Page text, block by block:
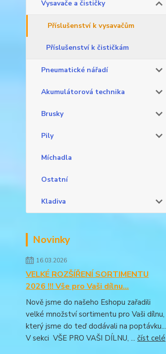
Vysavače a čističky
Příslušenství k vysavačům
Příslušenství k čističkám
Pneumatické nářadí
Akumulátorová technika
Brusky
Pily
Míchadla
Ostatní
Kladiva
Novinky
16.03.2026
VELKÉ ROZŠÍŘENÍ SORTIMENTU
2026 !!! Vše pro Vaši dílnu...
Nově jsme do našeho Eshopu zařadili
velké množství sortimentu pro Vaši dílnu,
který jsme do teď dodávali na poptávku...
V sekci VŠE PRO VAŠI DÍLNU, ... číst celé